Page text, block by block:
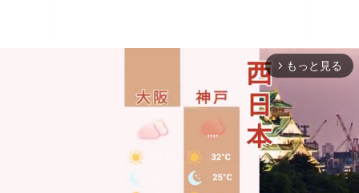
arrow_forward_ios もっと見る